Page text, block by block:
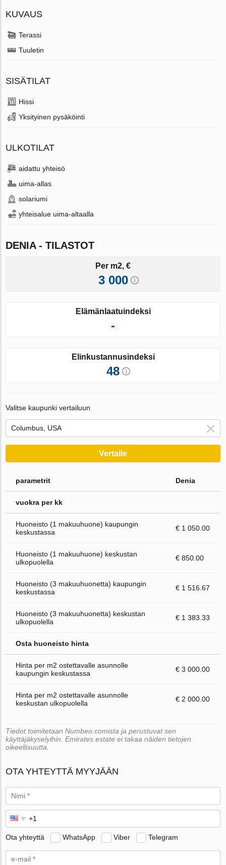
KUVAUS
Terassi
Tuuletin
SISÄTILAT
Hissi
Yksityinen pysäköinti
ULKOTILAT
aidattu yhteisö
uima-allas
solariumi
yhteisalue uima-altaalla
DENIA - TILASTOT
Per m2, €
3 000
Elämänlaatuindeksi
-
Elinkustannusindeksi
48
Valitse kaupunki vertailuun
Vertaile
parametrit Denia
vuokra per kk
Huoneisto (1 makuuhuone) kaupungin
keskustassa
€ 1 050.00
Huoneisto (1 makuuhuone) keskustan
ulkopuolella
€ 850.00
Huoneisto (3 makuuhuonetta) kaupungin
keskustassa
€ 1 516.67
Huoneisto (3 makuuhuonetta) keskustan
ulkopuolella
€ 1 383.33
Osta huoneisto hinta
Hinta per m2 ostettavalle asunnolle
kaupungin keskustassa
€ 3 000.00
Hinta per m2 ostettavalle asunnolle
keskustan ulkopuolella
€ 2 000.00
Tiedot toimitetaan Numbeo.comista ja perustuvat sen
käyttäjäkyselyihin. Emirates.estate ei takaa näiden tietojen
oikeellisuutta.
OTA YHTEYTTÄ MYYJÄÄN
Ota yhteyttä WhatsApp Viber Telegram